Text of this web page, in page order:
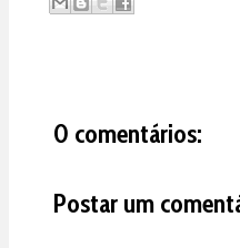
0 comentários:
Postar um